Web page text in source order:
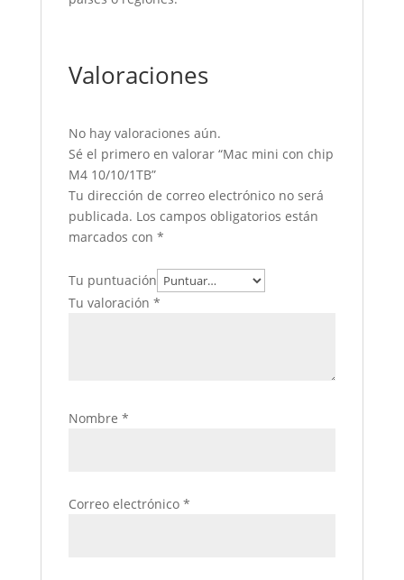
Valoraciones
No hay valoraciones aún.
Sé el primero en valorar “Mac mini con chip
M4 10/10/1TB”
Tu dirección de correo electrónico no será
publicada. Los campos obligatorios están
marcados con *
Tu puntuación
Tu valoración *
Nombre *
Correo electrónico *